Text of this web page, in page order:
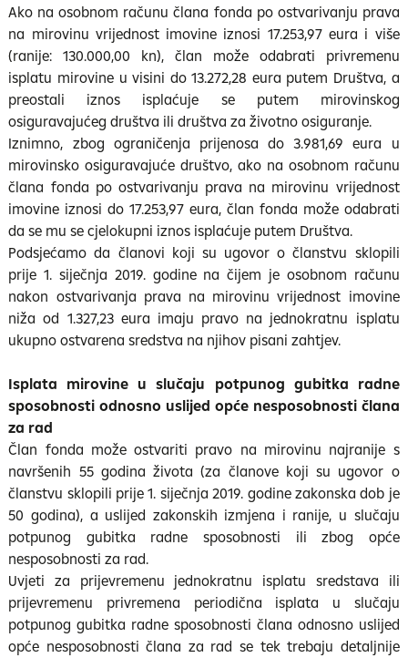
Ako na osobnom računu člana fonda po ostvarivanju prava
na mirovinu vrijednost imovine iznosi 17.253,97 eura i više
(ranije: 130.000,00 kn), član može odabrati privremenu
isplatu mirovine u visini do 13.272,28 eura putem Društva, a
preostali iznos isplaćuje se putem mirovinskog
osiguravajućeg društva ili društva za životno osiguranje.
Iznimno, zbog ograničenja prijenosa do 3.981,69 eura u
mirovinsko osiguravajuće društvo, ako na osobnom računu
člana fonda po ostvarivanju prava na mirovinu vrijednost
imovine iznosi do 17.253,97 eura, član fonda može odabrati
da se mu se cjelokupni iznos isplaćuje putem Društva.
Podsjećamo da članovi koji su ugovor o članstvu sklopili
prije 1. siječnja 2019. godine na čijem je osobnom računu
nakon ostvarivanja prava na mirovinu vrijednost imovine
niža od 1.327,23 eura imaju pravo na jednokratnu isplatu
ukupno ostvarena sredstva na njihov pisani zahtjev.
Isplata mirovine u slučaju potpunog gubitka radne
sposobnosti odnosno uslijed opće nesposobnosti člana
za rad
Član fonda može ostvariti pravo na mirovinu najranije s
navršenih 55 godina života (za članove koji su ugovor o
članstvu sklopili prije 1. siječnja 2019. godine zakonska dob je
50 godina), a uslijed zakonskih izmjena i ranije, u slučaju
potpunog gubitka radne sposobnosti ili zbog opće
nesposobnosti za rad.
Uvjeti za prijevremenu jednokratnu isplatu sredstava ili
prijevremenu privremena periodična isplata u slučaju
potpunog gubitka radne sposobnosti člana odnosno uslijed
opće nesposobnosti člana za rad se tek trebaju detaljnije